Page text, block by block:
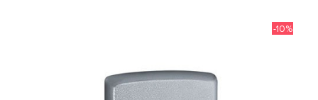
-10%